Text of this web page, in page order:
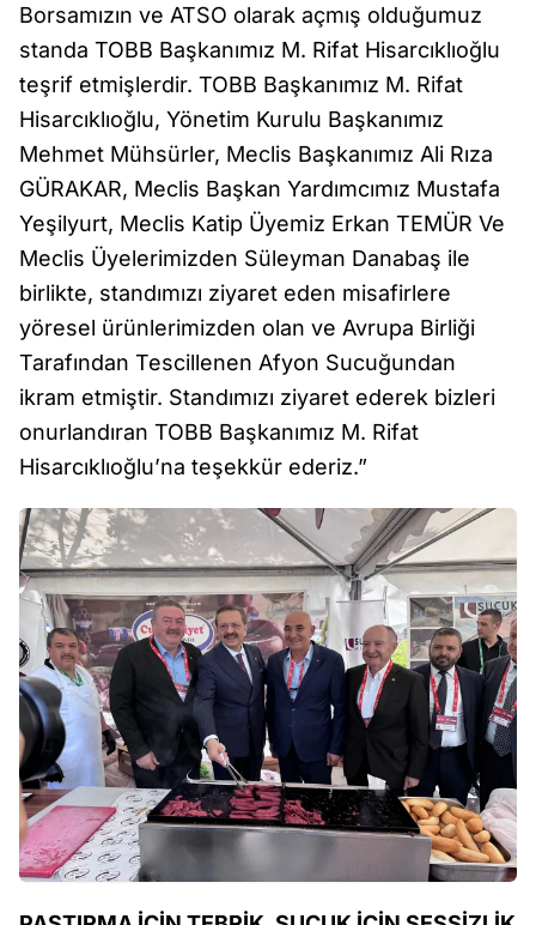
Borsamızın ve ATSO olarak açmış olduğumuz
standa TOBB Başkanımız M. Rifat Hisarcıklıoğlu
teşrif etmişlerdir. TOBB Başkanımız M. Rifat
Hisarcıklıoğlu, Yönetim Kurulu Başkanımız
Mehmet Mühsürler, Meclis Başkanımız Ali Rıza
GÜRAKAR, Meclis Başkan Yardımcımız Mustafa
Yeşilyurt, Meclis Katip Üyemiz Erkan TEMÜR Ve
Meclis Üyelerimizden Süleyman Danabaş ile
birlikte, standımızı ziyaret eden misafirlere
yöresel ürünlerimizden olan ve Avrupa Birliği
Tarafından Tescillenen Afyon Sucuğundan
ikram etmiştir. Standımızı ziyaret ederek bizleri
onurlandıran TOBB Başkanımız M. Rifat
Hisarcıklıoğlu’na teşekkür ederiz.”